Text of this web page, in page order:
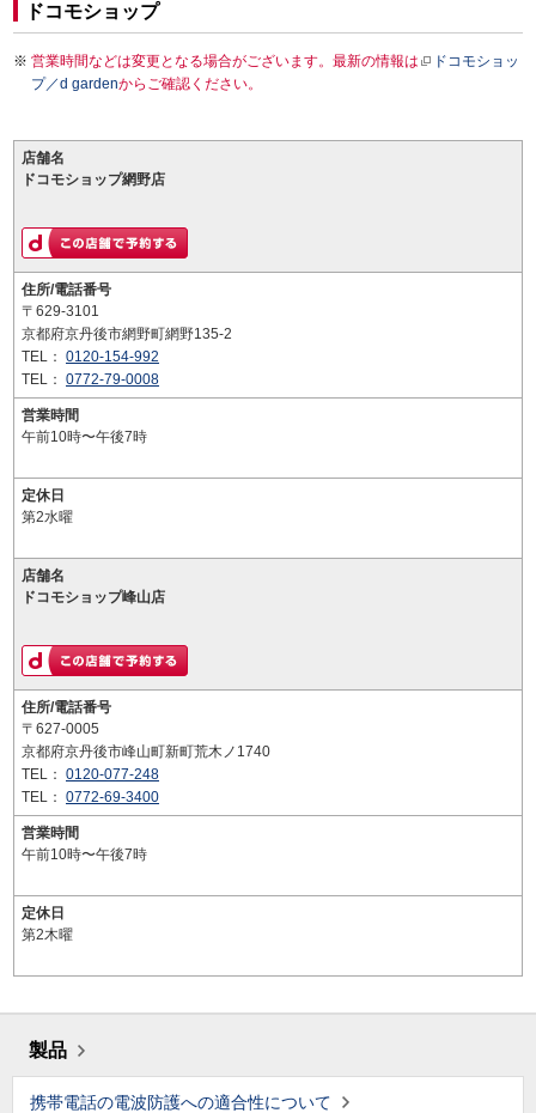
ドコモショップ
営業時間などは変更となる場合がございます。最新の情報は
ドコモショッ
プ／d gardenからご確認ください。
店舗名
ドコモショップ網野店
住所/電話番号
〒629-3101
京都府京丹後市網野町網野135-2
TEL： 0120-154-992
TEL： 0772-79-0008
営業時間
午前10時〜午後7時
定休日
第2水曜
店舗名
ドコモショップ峰山店
住所/電話番号
〒627-0005
京都府京丹後市峰山町新町荒木ノ1740
TEL： 0120-077-248
TEL： 0772-69-3400
営業時間
午前10時〜午後7時
定休日
第2木曜
製品
携帯電話の電波防護への適合性について